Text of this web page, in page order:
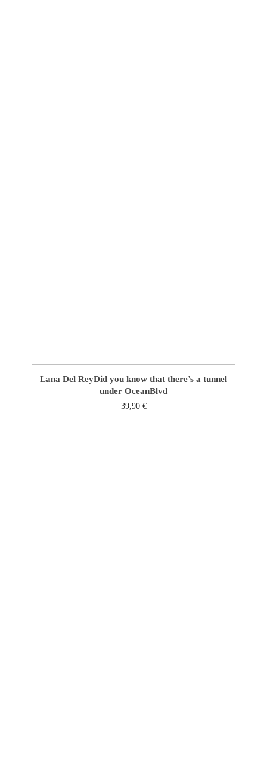
Lana Del ReyDid you know that there’s a tunnel
under OceanBlvd
39,90 €